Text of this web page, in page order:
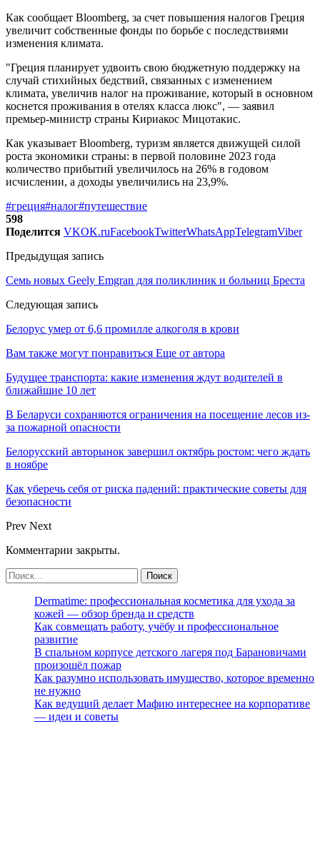
Как сообщает Bloomberg, за счет повышения налогов Греция
увеличит собственные фонды по борьбе с последствиями
изменения климата.
"Греция планирует удвоить свою бюджетную поддержку на
случай стихийных бедствий, связанных с изменением
климата, увеличив налог на проживание, который в основном
коснется проживания в отелях класса люкс", — заявил
премьер-министр страны Кириакос Мицотакис.
Как указывает Bloomberg, туризм является движущей силой
роста экономики страны: в первой половине 2023 года
количество прибытий увеличилось на 26% в годовом
исчислении, а доходы увеличились на 23,9%.
#греция#налог#путешествие
598
Поделится VKOK.ruFacebookTwitterWhatsAppTelegramViber
Предыдущая запись
Семь новых Geely Emgran для поликлиник и больниц Бреста
Следующая запись
Белорус умер от 6,6 промилле алкоголя в крови
Вам также могут понравиться Еще от автора
Будущее транспорта: какие изменения ждут водителей в
ближайшие 10 лет
В Беларуси сохраняются ограничения на посещение лесов из-
за пожарной опасности
Белорусский авторынок завершил октябрь ростом: чего ждать
в ноябре
Как уберечь себя от риска падений: практические советы для
безопасности
Prev Next
Комментарии закрыты.
Dermatime: профессиональная косметика для ухода за
кожей — обзор бренда и средств
Как совмещать работу, учёбу и профессиональное
развитие
В спальном корпусе детского лагеря под Барановичами
произошёл пожар
Как разумно использовать имущество, которое временно
не нужно
Как ведущий делает Мафию интереснее на корпоративе
— идеи и советы